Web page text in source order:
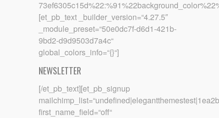
[et_pb_text _builder_version=“4.27.5″
_module_preset=“50e0dc7f-d6d1-421b-
9bd2-d9d9503d7a4c“
global_colors_info=“{}“]
NEWSLETTER
[/et_pb_text][et_pb_signup
first_name_field=“off“